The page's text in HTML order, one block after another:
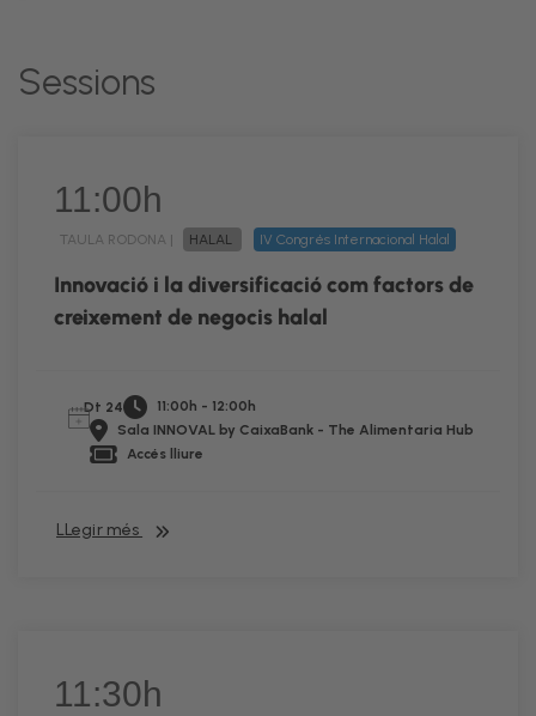
Sessions
11:00h
TAULA RODONA | HALAL IV Congrés Internacional Halal
Innovació i la diversificació com factors de
creixement de negocis halal
Dt 24
11:00h - 12:00h
Sala INNOVAL by CaixaBank - The Alimentaria Hub
Accés lliure
LLegir més
11:30h